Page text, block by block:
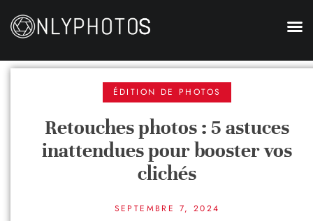
ÉDITION DE PHOTOS
Retouches photos : 5 astuces
inattendues pour booster vos
clichés
SEPTEMBRE 7, 2024